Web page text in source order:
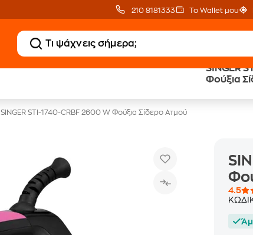
210 8181333 Το Wallet μου
SINGER
Φούξια
Δωρεάν
SINGER STI-1740-CRBF 2600 W Φούξια Σίδερο Ατμού
4.5